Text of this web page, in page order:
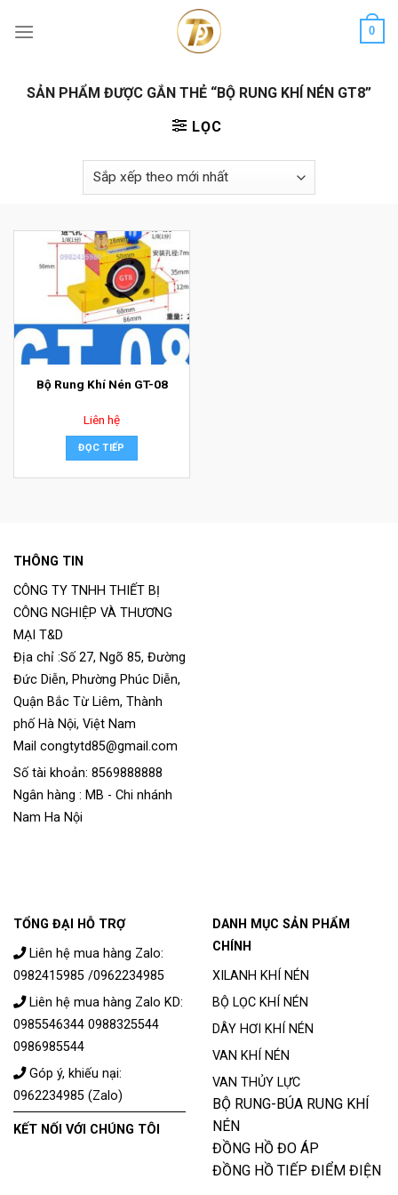
0
SẢN PHẨM ĐƯỢC GẮN THẺ “BỘ RUNG KHÍ NÉN GT8”
LỌC
Bộ Rung Khí Nén GT-08
Liên hệ
ĐỌC TIẾP
THÔNG TIN
CÔNG TY TNHH THIẾT BỊ
CÔNG NGHIỆP VÀ THƯƠNG
MẠI T&D
Địa chỉ :Số 27, Ngõ 85, Đường
Đức Diễn, Phường Phúc Diễn,
Quận Bắc Từ Liêm, Thành
phố Hà Nội, Việt Nam
Mail congtytd85@gmail.com
Số tài khoản: 8569888888
Ngân hàng : MB - Chi nhánh
Nam Ha Nội
TỔNG ĐẠI HỖ TRỢ
Liên hệ mua hàng Zalo:
0982415985 /0962234985
Liên hệ mua hàng Zalo KD:
0985546344 0988325544
0986985544
Góp ý, khiếu nại:
0962234985 (Zalo)
KẾT NỐI VỚI CHÚNG TÔI
DANH MỤC SẢN PHẨM
CHÍNH
XILANH KHÍ NÉN
BỘ LỌC KHÍ NÉN
DÂY HƠI KHÍ NÉN
VAN KHÍ NÉN
VAN THỦY LỰC
BỘ RUNG-BÚA RUNG KHÍ
NÉN
ĐỒNG HỒ ĐO ÁP
ĐỒNG HỒ TIẾP ĐIỂM ĐIỆN